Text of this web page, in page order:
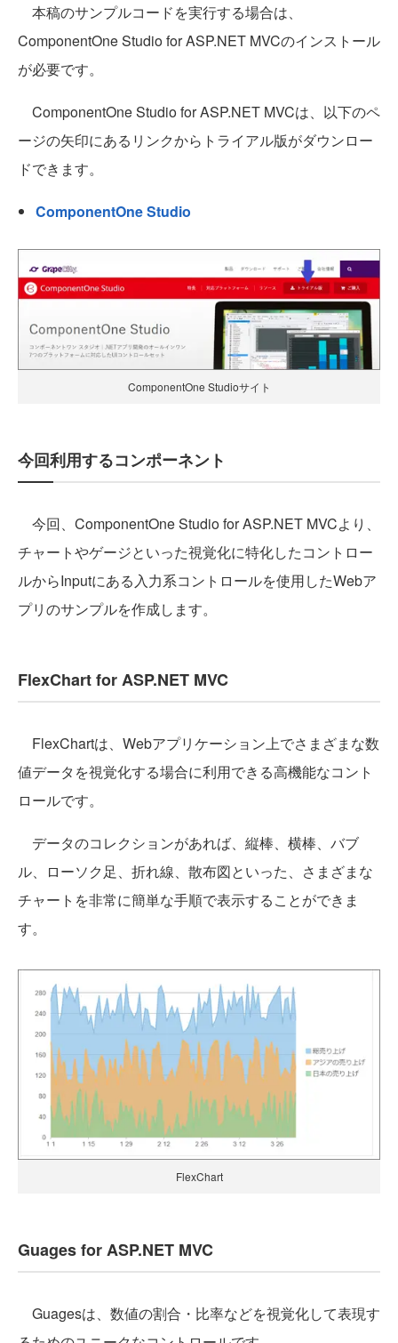
本稿のサンプルコードを実行する場合は、
ComponentOne Studio for ASP.NET MVCのインストール
が必要です。
ComponentOne Studio for ASP.NET MVCは、以下のペ
ージの矢印にあるリンクからトライアル版がダウンロー
ドできます。
ComponentOne Studio
ComponentOne Studioサイト
今回利用するコンポーネント
今回、ComponentOne Studio for ASP.NET MVCより、
チャートやゲージといった視覚化に特化したコントロー
ルからInputにある入力系コントロールを使用したWebア
プリのサンプルを作成します。
FlexChart for ASP.NET MVC
FlexChartは、Webアプリケーション上でさまざまな数
値データを視覚化する場合に利用できる高機能なコント
ロールです。
データのコレクションがあれば、縦棒、横棒、バブ
ル、ローソク足、折れ線、散布図といった、さまざまな
チャートを非常に簡単な手順で表示することができま
す。
FlexChart
Guages for ASP.NET MVC
Guagesは、数値の割合・比率などを視覚化して表現す